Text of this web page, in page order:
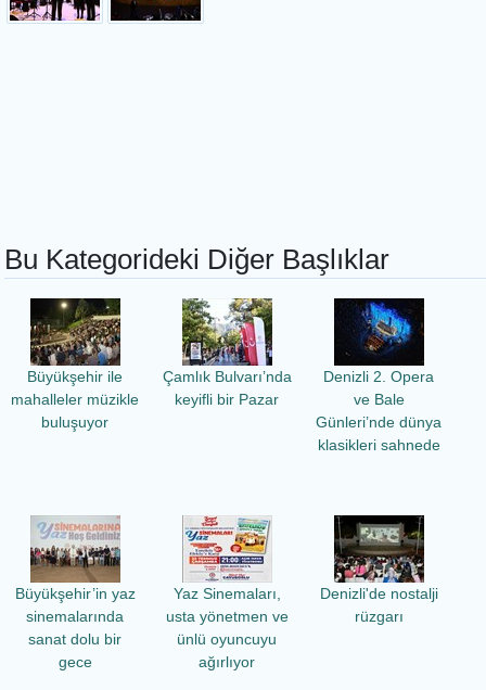
Bu Kategorideki Diğer Başlıklar
Büyükşehir ile
mahalleler müzikle
buluşuyor
Çamlık Bulvarı’nda
keyifli bir Pazar
Denizli 2. Opera
ve Bale
Günleri’nde dünya
klasikleri sahnede
Büyükşehir’in yaz
sinemalarında
sanat dolu bir
gece
Yaz Sinemaları,
usta yönetmen ve
ünlü oyuncuyu
ağırlıyor
Denizli'de nostalji
rüzgarı